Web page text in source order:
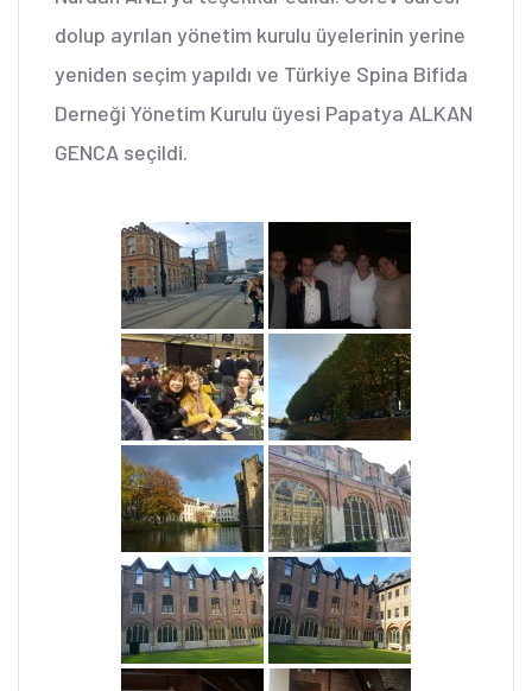
dolup ayrılan yönetim kurulu üyelerinin yerine
yeniden seçim yapıldı ve Türkiye Spina Bifida
Derneği Yönetim Kurulu üyesi Papatya ALKAN
GENCA seçildi.